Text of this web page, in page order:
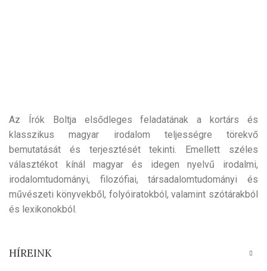
Az Írók Boltja elsődleges feladatának a kortárs és
klasszikus magyar irodalom teljességre törekvő
bemutatását és terjesztését tekinti. Emellett széles
választékot kínál magyar és idegen nyelvű irodalmi,
irodalomtudományi, filozófiai, társadalomtudományi és
művészeti könyvekből, folyóiratokból, valamint szótárakból
és lexikonokból.
HÍREINK